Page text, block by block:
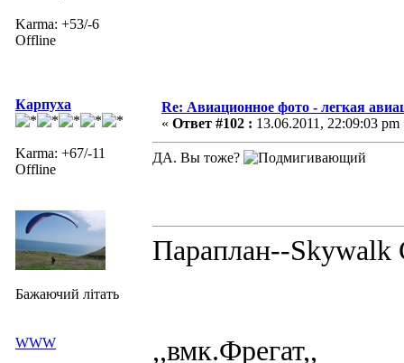
Karma: +53/-6
Offline
Карпуха
Karma: +67/-11
Offline
Бажаючий літать
WWW
Re: Авиационное фото - легкая
« Ответ #102 : 13.06.2011, 22:09:03 pm
ДА. Вы тоже?
Параплан--Skywalk
,,вмк.Фрегат,,